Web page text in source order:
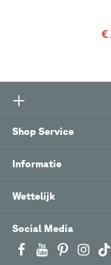
€
Social Media
Shop Service
Informatie
Wettelijk